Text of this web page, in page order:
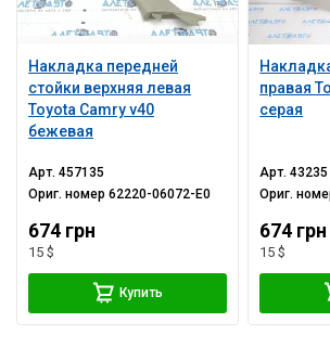
Накладка передней
стойки верхняя левая
Toyota Camry v40
бежевая
Арт.457135
Ориг. номер62220-06072-E0
674 грн
15 $
Купить
правая
серая
Арт.43235
Ориг.
674 грн
15 $